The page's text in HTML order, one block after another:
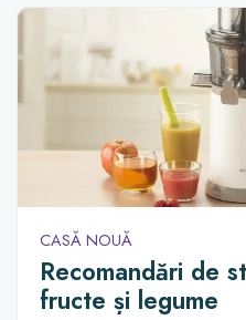
CASĂ NOUĂ
Recomandări de
fructe și legume